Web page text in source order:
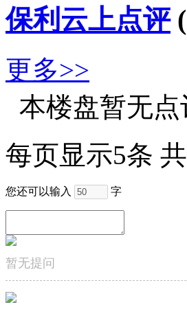
保利云上点评
更多>>
本楼盘暂无
每页显示5条
您还可以输入 字
暂无提问